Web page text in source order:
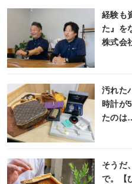
経験も
た』を
株式会
汚れた
時計が
たのは
そうだ
で。【